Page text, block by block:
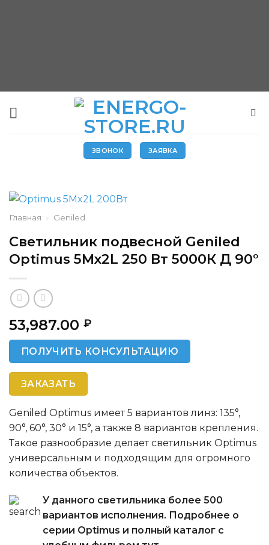
ЗВОНОК ЗАЯВКА
Главная » Geniled
Светильник подвесной Geniled
Optimus 5Mx2L 250 Вт 5000К Д 90°
53,987.00 ₽
ПОЛУЧИТЬ КОНСУЛЬТАЦИЮ
ЗАКАЗАТЬ
Geniled Optimus имеет 5 вариантов линз: 135°,
90°, 60°, 30° и 15°, а также 8 вариантов крепления.
Такое разнообразие делает светильник Optimus
универсальным и подходящим для огромного
количества объектов.
У данного светильника более 500
вариантов исполнения. Подробнее о
серии Optimus и полный каталог с